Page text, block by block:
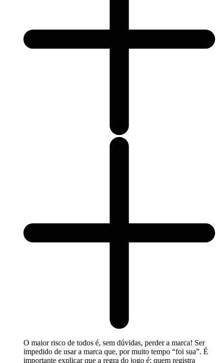
O maior risco de todos é, sem dúvidas, perder a marca! Ser
impedido de usar a marca que, por muito tempo “foi sua”. É
importante explicar que a regra do jogo é: quem registra